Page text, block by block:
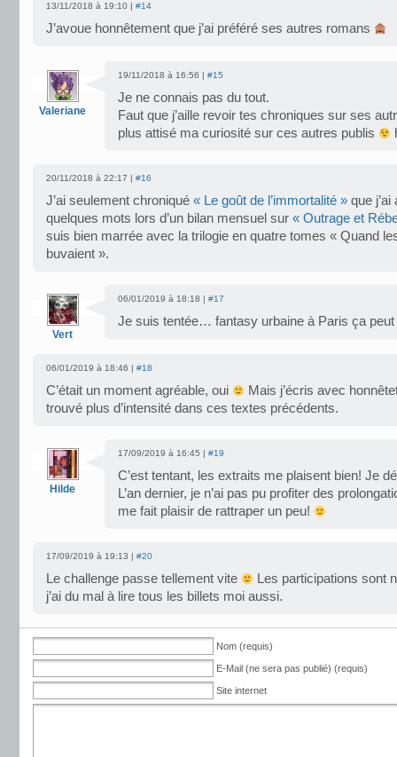
13/11/2018 à 19:10 | #14
J’avoue honnêtement que j’ai préféré ses autres romans
Valeriane
19/11/2018 à 16:56 | #15
Je ne connais pas du tout.
Faut que j’aille revoir tes chroniques sur ses
plus attisé ma curiosité sur ces autres publis
20/11/2018 à 22:17 | #16
J’ai seulement chroniqué « Le goût de l’immortalité » que
quelques mots lors d’un bilan mensuel sur « Outrage et
suis bien marrée avec la trilogie en quatre tomes « Quand
buvaient ».
Vert
06/01/2019 à 18:18 | #17
Je suis tentée… fantasy urbaine à Paris ça
06/01/2019 à 18:46 | #18
C’était un moment agréable, oui
Mais j’écris avec
trouvé plus d’intensité dans ces textes précédents.
Hilde
17/09/2019 à 16:45 | #19
C’est tentant, les extraits me plaisent bien! Je
L’an dernier, je n’ai pas pu profiter des
me fait plaisir de rattraper un peu!
17/09/2019 à 19:13 | #20
Le challenge passe tellement vite
Les participations sont
j’ai du mal à lire tous les billets moi aussi.
Nom (requis)
E-Mail (ne sera pas publié) (requis)
Site internet